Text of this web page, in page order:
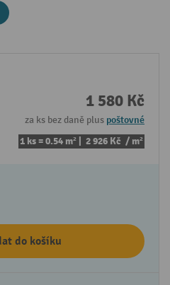
1 580 Kč
za ks bez daně plus poštovné
1 ks = 0.54 m² | 2 926 Kč / m²
do košíku